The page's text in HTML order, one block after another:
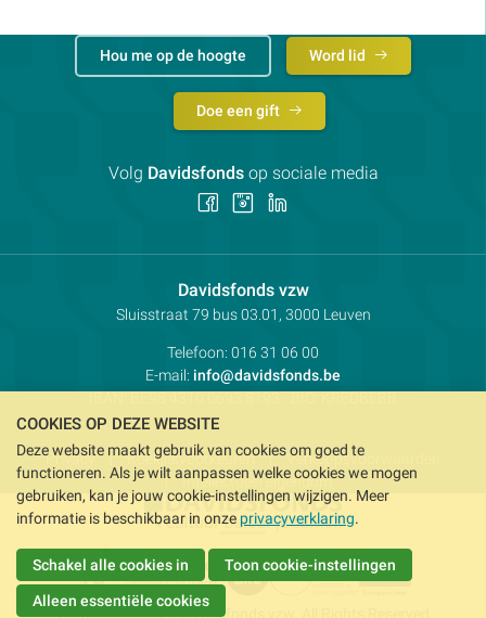
Davidsfonds vzwContactpersoon:
Adres:
Sluisstraat 79 bus 03.01, 3000 Leuven
Telefoon: 016 31 06 00
E-mail: info@davidsfonds.be
IBAN:BE98 4310 0693 8193- BIC:KREDBEBB
Privacy Koekjesvoorkeuren
Verkoopsvoorwaarden
Intellectueel eigendom
Hou me op de hoogte Word lid
Doe een gift
Volg Davidsfondsop sociale media
Volg Volg
Copyright © 2026 Davidsfonds vzw. All Rights Reserved
COOKIES OP DEZE WEBSITE
Deze website maakt gebruik van cookies om goed te
functioneren. Als je wilt aanpassen welke cookies we mogen
gebruiken, kan je jouw cookie-instellingen wijzigen. Meer
informatie is beschikbaar in onze privacyverklaring.
Schakel alle cookies in Toon cookie-instellingen
Alleen essentiële cookies